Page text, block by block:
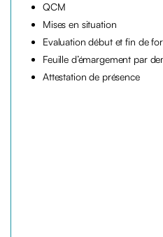
QCM
Mises en situation
Evaluation début et fin de
Feuille d’émargement par
Attestation de présence